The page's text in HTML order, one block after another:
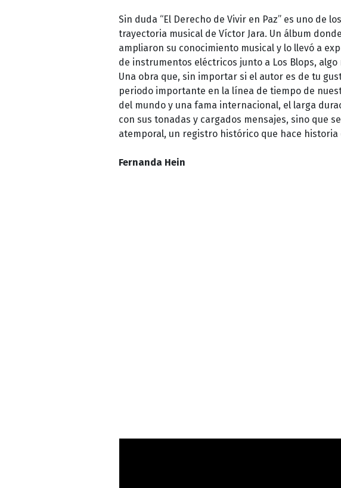
Sin duda “El Derecho de Vivir en Paz” es uno de
trayectoria musical de Víctor Jara. Un álbum
ampliaron su conocimiento musical y lo llevó a
de instrumentos eléctricos junto a Los Blops,
Una obra que, sin importar si el autor es de tu
periodo importante en la línea de tiempo de
del mundo y una fama internacional, el larga
con sus tonadas y cargados mensajes, sino que
atemporal, un registro histórico que hace historia
Fernanda Hein